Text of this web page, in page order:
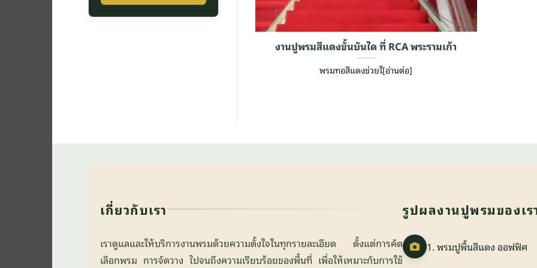
งานปูพรมสีแดงขั้นบันได ที่ RCA พระรามเก้า
พรมทอสีแดงช่วยใ[อ่านต่อ]
เกี่ยวกับเรา
เราดูแลและให้บริการงานพรมด้วยความตั้งใจในทุกรายละเอียด ตั้งแต่การคัด
เลือกพรม การจัดวาง ไปจนถึงความเรียบร้อยของพื้นที่ เพื่อให้เหมาะกับการใช้
รูปผลงานปูพรมของเร
1. พรมปูพื้นสีแดง ออฟฟิศ